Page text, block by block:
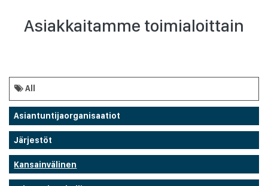
Asiakkaitamme toimialoittain
All
Asiantuntijaorganisaatiot
Järjestöt
Kansainvälinen